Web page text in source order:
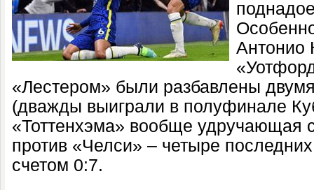
Антонио
«Лестером» были разбавлены
(дважды выиграли в полуфинале
«Тоттенхэма» вообще удручающая
против «Челси» – четыре
счетом 0:7.